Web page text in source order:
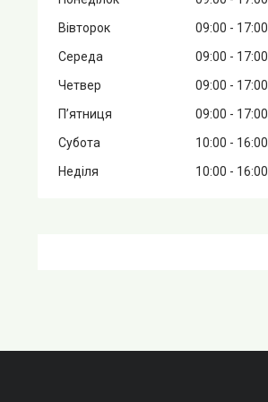
Вівторок
09:00
17:00
Середа
09:00
17:00
Четвер
09:00
17:00
Пʼятниця
09:00
17:00
Субота
10:00
16:00
Неділя
10:00 16:00